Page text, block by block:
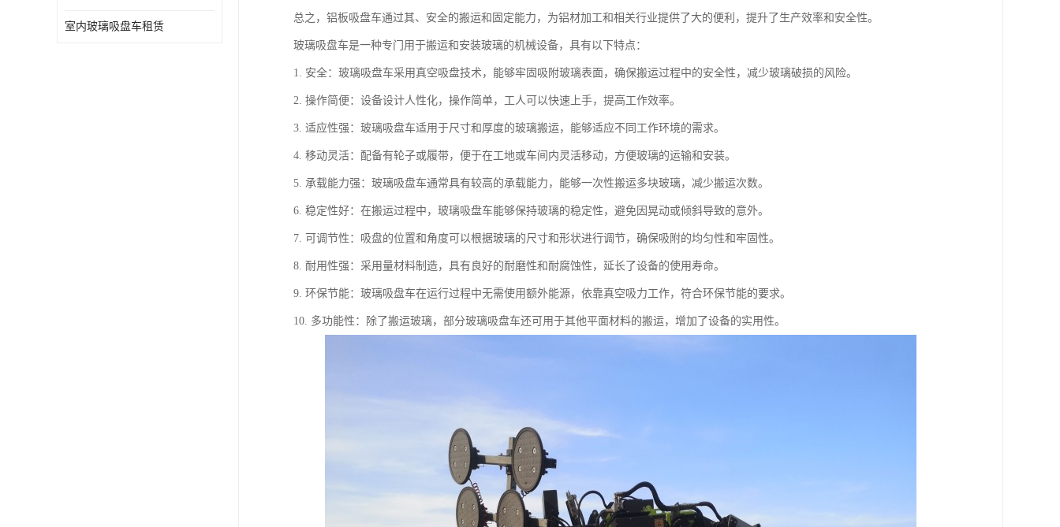
室内玻璃吸盘车租赁
总之，铝板吸盘车通过其、安全的搬运和固定能力，为铝材加工和相关行业提供了大的便利，提升了生产效率和安全性。
玻璃吸盘车是一种专门用于搬运和安装玻璃的机械设备，具有以下特点：
1. 安全：玻璃吸盘车采用真空吸盘技术，能够牢固吸附玻璃表面，确保搬运过程中的安全性，减少玻璃破损的风险。
2. 操作简便：设备设计人性化，操作简单，工人可以快速上手，提高工作效率。
3. 适应性强：玻璃吸盘车适用于尺寸和厚度的玻璃搬运，能够适应不同工作环境的需求。
4. 移动灵活：配备有轮子或履带，便于在工地或车间内灵活移动，方便玻璃的运输和安装。
5. 承载能力强：玻璃吸盘车通常具有较高的承载能力，能够一次性搬运多块玻璃，减少搬运次数。
6. 稳定性好：在搬运过程中，玻璃吸盘车能够保持玻璃的稳定性，避免因晃动或倾斜导致的意外。
7. 可调节性：吸盘的位置和角度可以根据玻璃的尺寸和形状进行调节，确保吸附的均匀性和牢固性。
8. 耐用性强：采用量材料制造，具有良好的耐磨性和耐腐蚀性，延长了设备的使用寿命。
9. 环保节能：玻璃吸盘车在运行过程中无需使用额外能源，依靠真空吸力工作，符合环保节能的要求。
10. 多功能性：除了搬运玻璃，部分玻璃吸盘车还可用于其他平面材料的搬运，增加了设备的实用性。